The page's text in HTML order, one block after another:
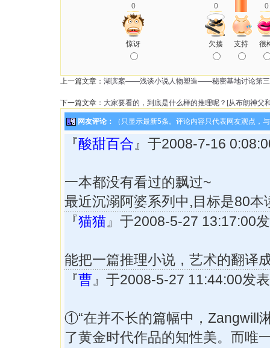
0 0 0
惊讶 欠揍 支持 很
上一篇文章： 湖滨案——浅谈小说人物塑造——秘密基地讨论第
下一篇文章： 大家要看的，到底是什么样的推理呢？[从布朗神父
网友评论： （只显示最新5条。评论内容只代表网友观点，
『酸甜百合 』于2008-7-16
一本都没有看过的飘过~
最近沉溺阿婆系列中,目标是80本
『猫猫 』于2008-5-27 13:17:00
能把一篇推理小说，艺术的翻译
『曹 』于2008-5-27 11:44:00发
①“在并不长的篇幅中，Zangwill
了黄金时代作品的知性美。而唯